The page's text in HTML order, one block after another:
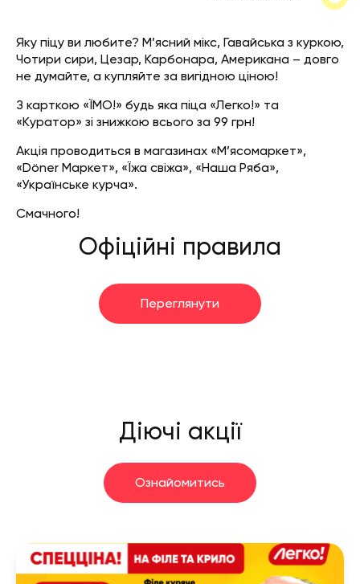
Яку піцу ви любите? М’ясний мікс, Гавайська з куркою,
Чотири сири, Цезар, Карбонара, Американа – довго
не думайте, а купляйте за вигідною ціною!
З карткою «ЇМО!» будь яка піца «Легко!» та
«Куратор» зі знижкою всього за 99 грн!
Акція проводиться в магазинах «М’ясомаркет»,
«Döner Маркет», «Їжа свіжа», «Наша Ряба»,
«Українське курча».
Смачного!
Офіційні правила
Переглянути
Діючі акції
Ознайомитись